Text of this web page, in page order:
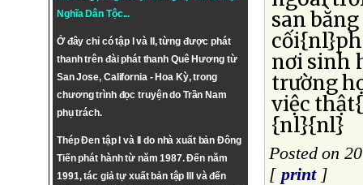
Nghĩa Dân Tộc...
Ở đây chỉ có tập I và II, từng được phát
thanh trên đài phát thanh Quê Hương từ
San Jose, California - Hoa Kỳ, trong
chương trình đọc truyện do Trần Nam
phụ trách.
Thép Đen tập I và II do nhà xuất bản Đông
Tiến phát hành từ năm 1987. Đến năm
1991, tác giả tự xuất bản tập III và đến
san
nơi sinh
trường
việc
{nl}{nl}
Posted on
[ print]